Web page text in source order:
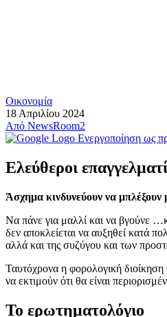
Οικονομία
18 Απριλίου 2024
Από NewsRoom2
Ενεργοποίηση ως
Ελεύθεροι
Άσχημα κινδυνεύουν να μπλέξουν
Nα πάνε για μαλλί και να βγούνε
δεν αποκλείεται να αυξηθεί κατά
αλλά και της συζύγου και των
Ταυτόχρονα η φορολογική
να εκτιμούν ότι θα είναι
Το ερωτηματολόγιο